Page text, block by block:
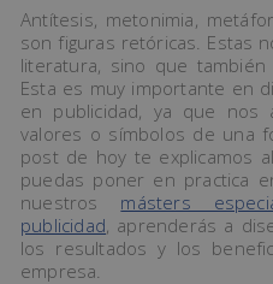
Antítesis, metonimia,
son figuras retóricas. Estas
literatura, sino que también
Esta es muy importante en
en publicidad, ya que nos
valores o símbolos de una
post de hoy te explicamos
puedas poner en practica
nuestros másters
publicidad, aprenderás a
los resultados y los
empresa.